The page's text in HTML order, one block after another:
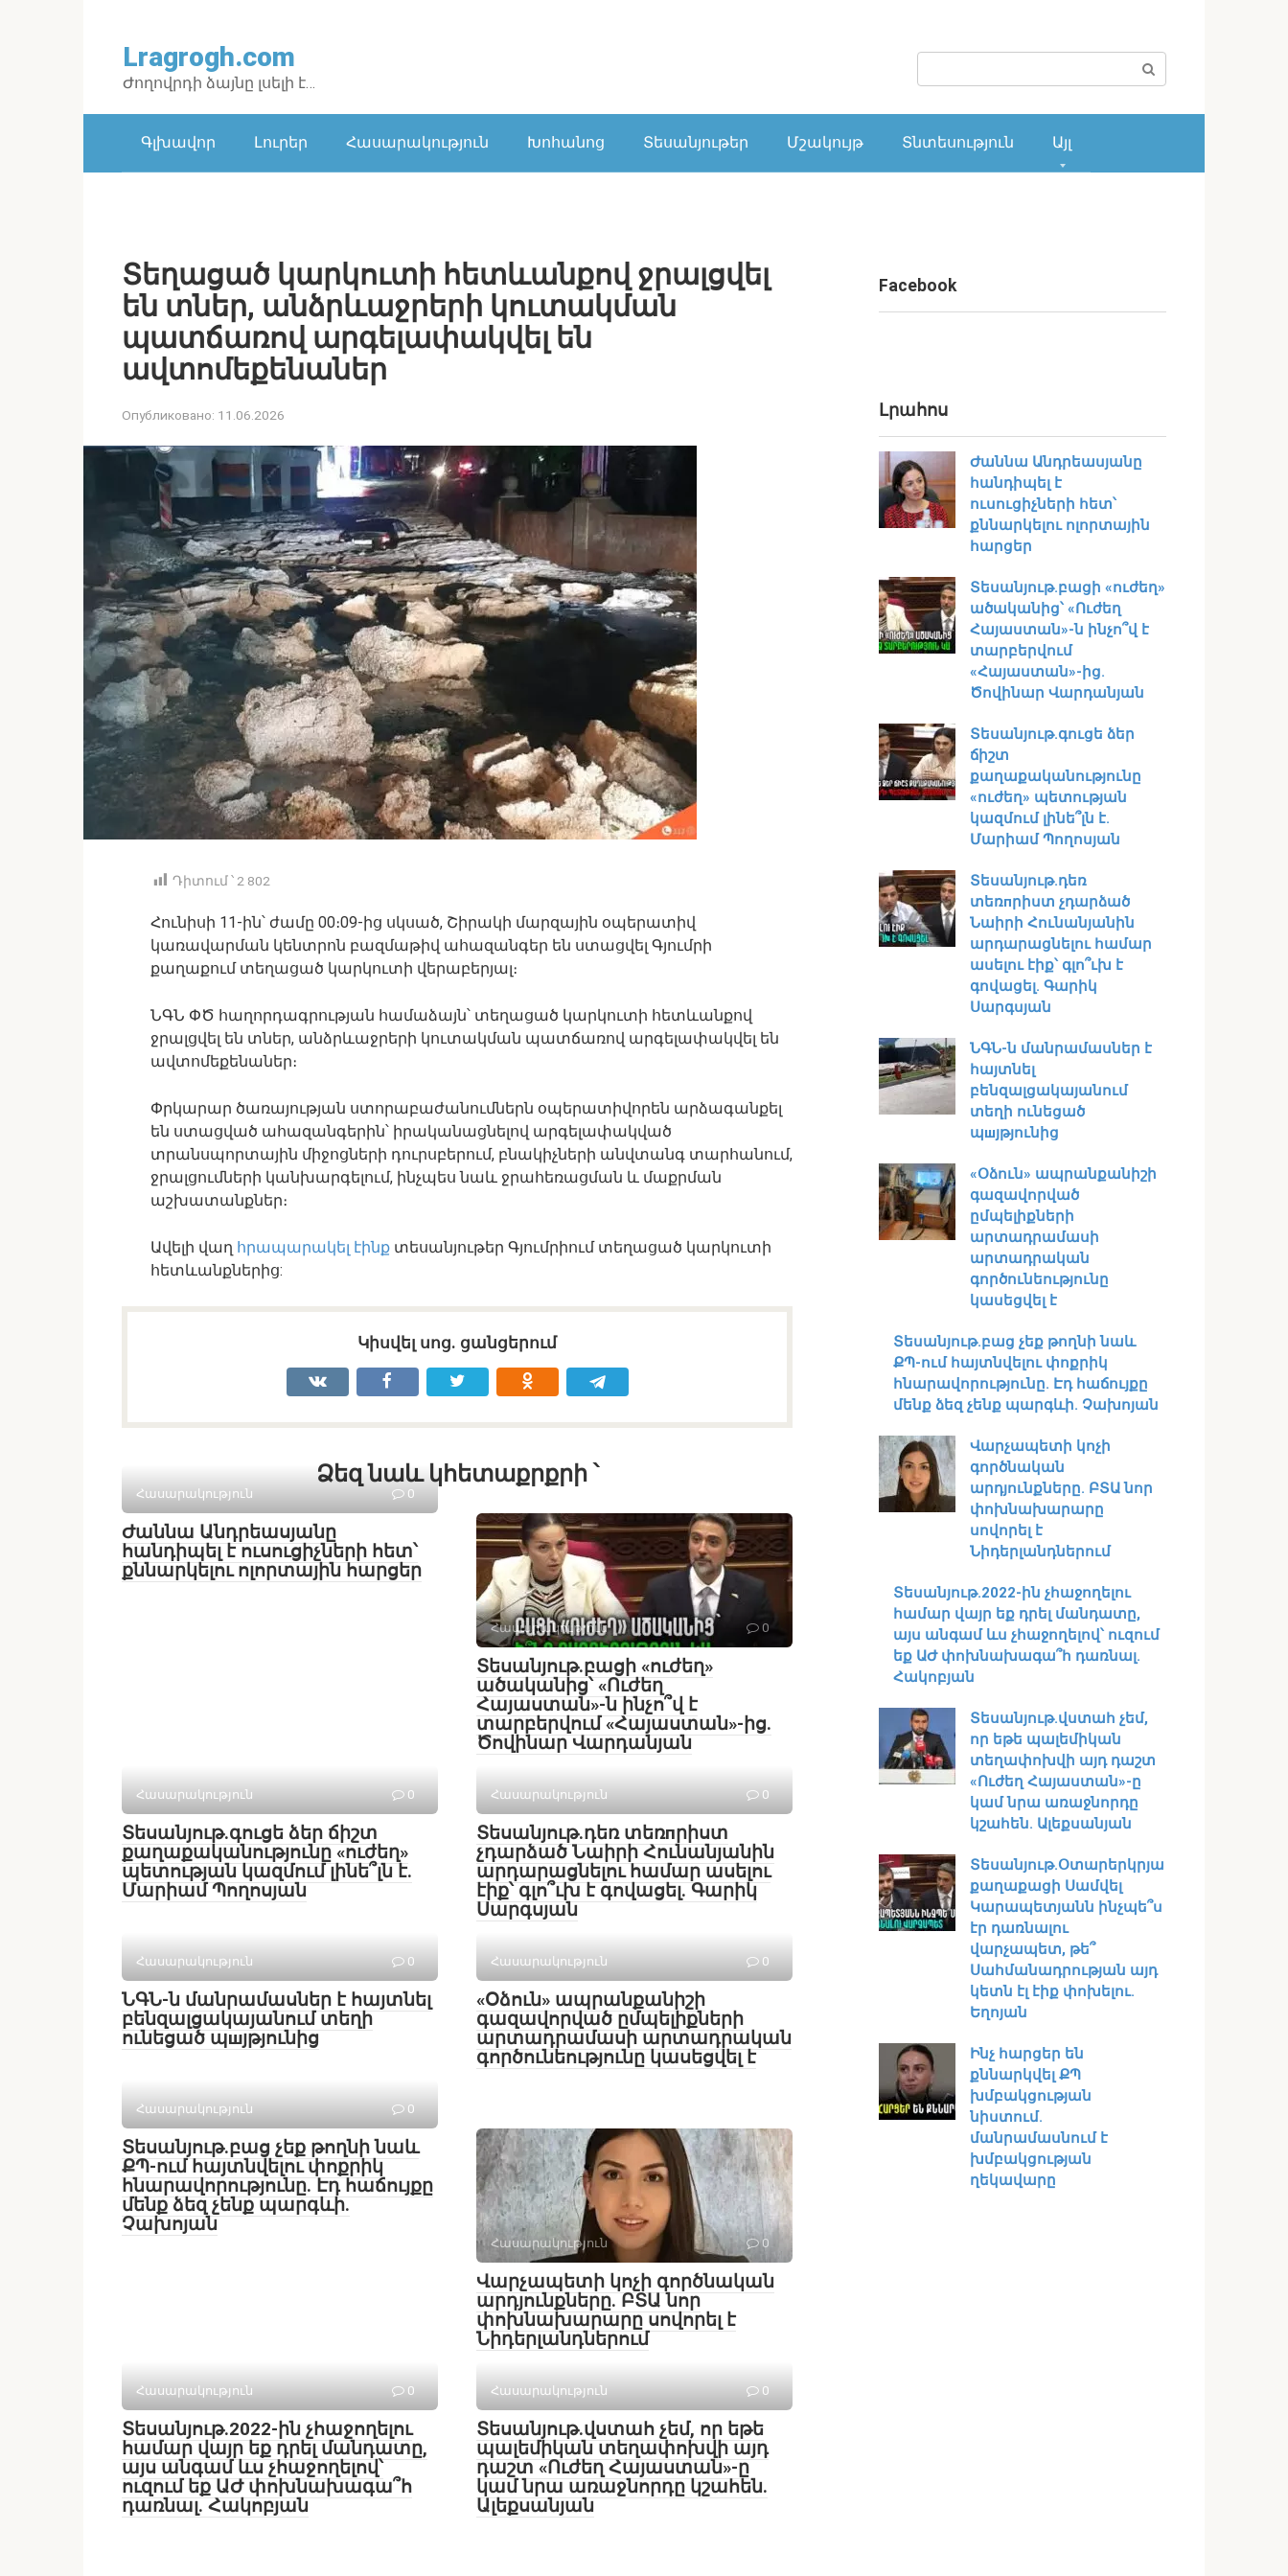
Lragrogh.com
Ժողովրդի ձայնը լսելի է…
Գլխավոր Լուրեր Հասարակություն Խոհանոց Տեսանյութեր Մշակույթ Տնտեսություն Այլ
Տեղացած կարկուտի հետևանքով ջրալցվել
են տներ, անձրևաջրերի կուտակման
պատճառով արգելափակվել են
ավտոմեքենաներ
Опубликовано: 11.06.2026
Դիտում ՝ 2 802
Հունիսի 11-ին՝ ժամը 00։09-ից սկսած, Շիրակի մարզային օպերատիվ
կառավարման կենտրոն բազմաթիվ ահազանգեր են ստացվել Գյումրի
քաղաքում տեղացած կարկուտի վերաբերյալ։
ՆԳՆ ՓԾ հաղորդագրության համաձայն՝ տեղացած կարկուտի հետևանքով
ջրալցվել են տներ, անձրևաջրերի կուտակման պատճառով արգելափակվել են
ավտոմեքենաներ։
Փրկարար ծառայության ստորաբաժանումներն օպերատիվորեն արձագանքել
են ստացված ահազանգերին՝ իրականացնելով արգելափակված
տրանսպորտային միջոցների դուրսբերում, բնակիչների անվտանգ տարհանում,
ջրալցումների կանխարգելում, ինչպես նաև ջրահեռացման և մաքրման
աշխատանքներ։
Ավելի վաղ հրապարակել էինք տեսանյութեր Գյումրիում տեղացած կարկուտի
հետևանքներից:
Կիսվել սոց․ ցանցերում
Ձեզ նաև կհետաքրքրի ՝
Հասարակություն 0
Ժաննա Անդրեասյանը
հանդիպել է ուսուցիչների հետ՝
քննարկելու ոլորտային հարցեր
Հասարակություն 0
Տեսանյութ․բացի «ուժեղ»
ածականից՝ «Ուժեղ
Հայաստան»-ն ինչո՞վ է
տարբերվում «Հայաստան»-ից.
Ծովինար Վարդանյան
Հասարակություն 0
Տեսանյութ․գուցե ձեր ճիշտ
քաղաքականությունը «ուժեղ»
պետության կազմում լինե՞լն է.
Մարիամ Պողոսյան
Հասարակություն 0
Տեսանյութ․դեռ տեռпրիստ
չդարձած Նաիրի Հունանյանին
արդարացնելու համար ասելու
էիք՝ գլո՞ւխ է գովացել. Գարիկ
Սարգսյան
Հասարակություն 0
ՆԳՆ-ն մանրամասներ է հայտնել
բենզալցակայանում տեղի
ունեցած պшյթյունից
Հասարակություն 0
«Օձուն» ապրանքանիշի
գազավորված ըմպելիքների
արտադրամասի արտադրական
գործունեությունը կասեցվել է
Հասարակություն 0
Տեսանյութ․բաց չեք թողնի նաև
ՔՊ-ում հայտնվելու փոքրիկ
հնարավորությունը. Էդ հաճույքը
մենք ձեզ չենք պարգևի.
Չախոյան
Հասարակություն 0
Վարչապետի կոչի գործնական
արդյունքները. ԲՏԱ նոր
փոխնախարարը սովորել է
Նիդերլանդներում
Հասարակություն 0
Տեսանյութ․2022-ին չհաջողելու
համար վայր եք դրել մանդատը,
այս անգամ ևս չհաջողելով՝
ուզում եք ԱԺ փոխնախագա՞հ
դառնալ. Հակոբյան
Հասարակություն 0
Տեսանյութ․վստահ չեմ, որ եթե
պալեմիկան տեղափոխվի այդ
դաշտ «Ուժեղ Հայաստան»-ը
կամ նրա առաջնորդը կշահեն․
Ալեքսանյան
Facebook
Լրահոս
Ժաննա Անդրեասյանը
հանդիպել է
ուսուցիչների հետ՝
քննարկելու ոլորտային
հարցեր
Տեսանյութ․բացի «ուժեղ»
ածականից՝ «Ուժեղ
Հայաստան»-ն ինչո՞վ է
տարբերվում
«Հայաստան»-ից.
Ծովինար Վարդանյան
Տեսանյութ․գուցե ձեր
ճիշտ
քաղաքականությունը
«ուժեղ» պետության
կազմում լինե՞լն է.
Մարիամ Պողոսյան
Տեսանյութ․դեռ
տեռпրիստ չդարձած
Նաիրի Հունանյանին
արդարացնելու համար
ասելու էիք՝ գլո՞ւխ է
գովացել. Գարիկ
Սարգսյան
ՆԳՆ-ն մանրամասներ է
հայտնել
բենզալցակայանում
տեղի ունեցած
պшյթյունից
«Օձուն» ապրանքանիշի
գազավորված
ըմպելիքների
արտադրամասի
արտադրական
գործունեությունը
կասեցվել է
Տեսանյութ․բաց չեք թողնի նաև
ՔՊ-ում հայտնվելու փոքրիկ
հնարավորությունը. Էդ հաճույքը
մենք ձեզ չենք պարգևի. Չախոյան
Վարչապետի կոչի
գործնական
արդյունքները. ԲՏԱ նոր
փոխնախարարը
սովորել է
Նիդերլանդներում
Տեսանյութ․2022-ին չհաջողելու
համար վայր եք դրել մանդատը,
այս անգամ ևս չհաջողելով՝ ուզում
եք ԱԺ փոխնախագա՞հ դառնալ.
Հակոբյան
Տեսանյութ․վստահ չեմ,
որ եթե պալեմիկան
տեղափոխվի այդ դաշտ
«Ուժեղ Հայաստան»-ը
կամ նրա առաջնորդը
կշահեն․ Ալեքսանյան
Տեսանյութ․Օտարերկրյա
քաղաքացի Սամվել
Կարապետյանն ինչպե՞ս
էր դառնալու
վարչապետ, թե՞
Սահմանադրության այդ
կետն էլ էիք փոխելու.
Եղոյան
Ինչ հարցեր են
քննարկվել ՔՊ
խմբակցության
նիստում․
մանրամասնում է
խմբակցության
ղեկավարը